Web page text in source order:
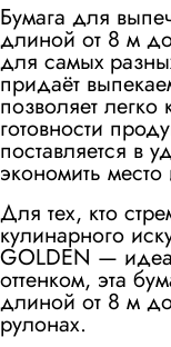
Бумага для
длиной от 8 м
для самых
придаёт
позволяет легко
готовности
поставляется в
экономить
Для тех, кто
кулинарного
GOLDEN —
оттенком, эта
длиной от 8 м
рулонах.